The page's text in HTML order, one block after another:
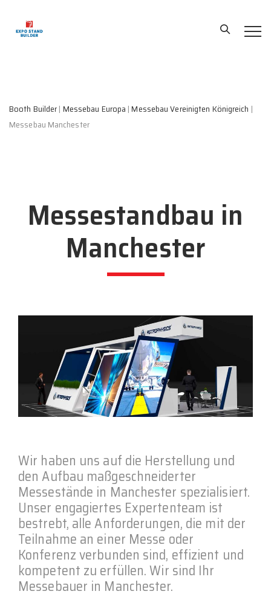
Booth Builder| Messebau Europa |Messebau Vereinigten Königreich |
Messebau Manchester
Messestandbau in
Manchester
Wir haben uns auf die Herstellung und
den Aufbau maßgeschneiderter
Messestände in Manchester spezialisiert.
Unser engagiertes Expertenteam ist
bestrebt, alle Anforderungen, die mit der
Teilnahme an einer Messe oder
Konferenz verbunden sind, effizient und
kompetent zu erfüllen. Wir sind Ihr
Messebauer in Manchester.